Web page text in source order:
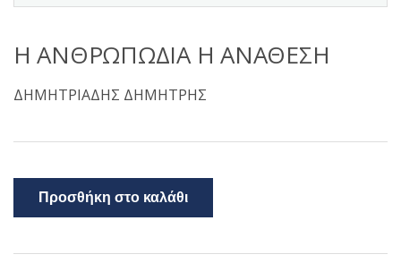
Η ΑΝΘΡΩΠΩΔΙΑ Η ΑΝΑΘΕΣΗ
ΔΗΜΗΤΡΙΑΔΗΣ ΔΗΜΗΤΡΗΣ
Προσθήκη στο καλάθι